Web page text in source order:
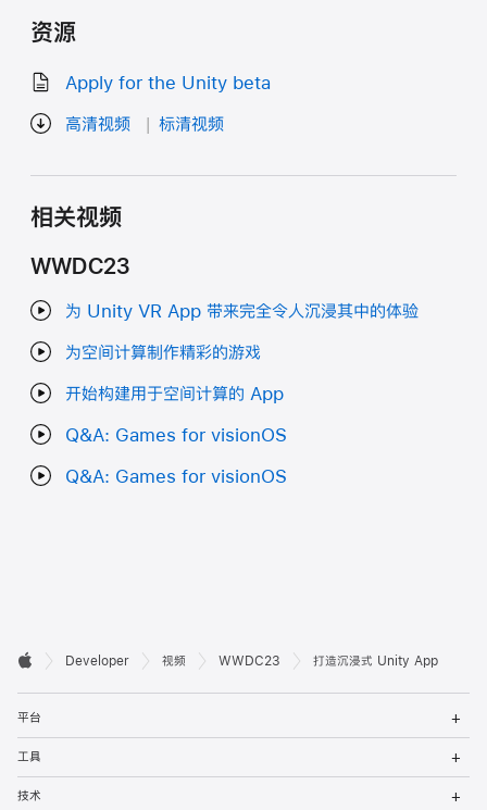
资源
Apply for the Unity beta
高清视频 标清视频
相关视频
WWDC23
为 Unity VR App 带来完全令人沉浸其中的体验
为空间计算制作精彩的游戏
开始构建用于空间计算的 App
Q&A: Games for visionOS
Q&A: Games for visionOS
开
发
者
页
脚

Developer 视频 WWDC23 打造沉浸式 Unity App
平台
菜
工具
菜
技术